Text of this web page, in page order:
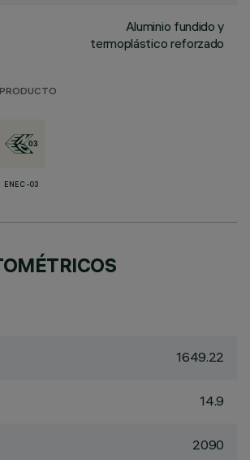
Aluminio fundido y
termoplástico reforzado
ENEC-03
1649.22
14.9
2090